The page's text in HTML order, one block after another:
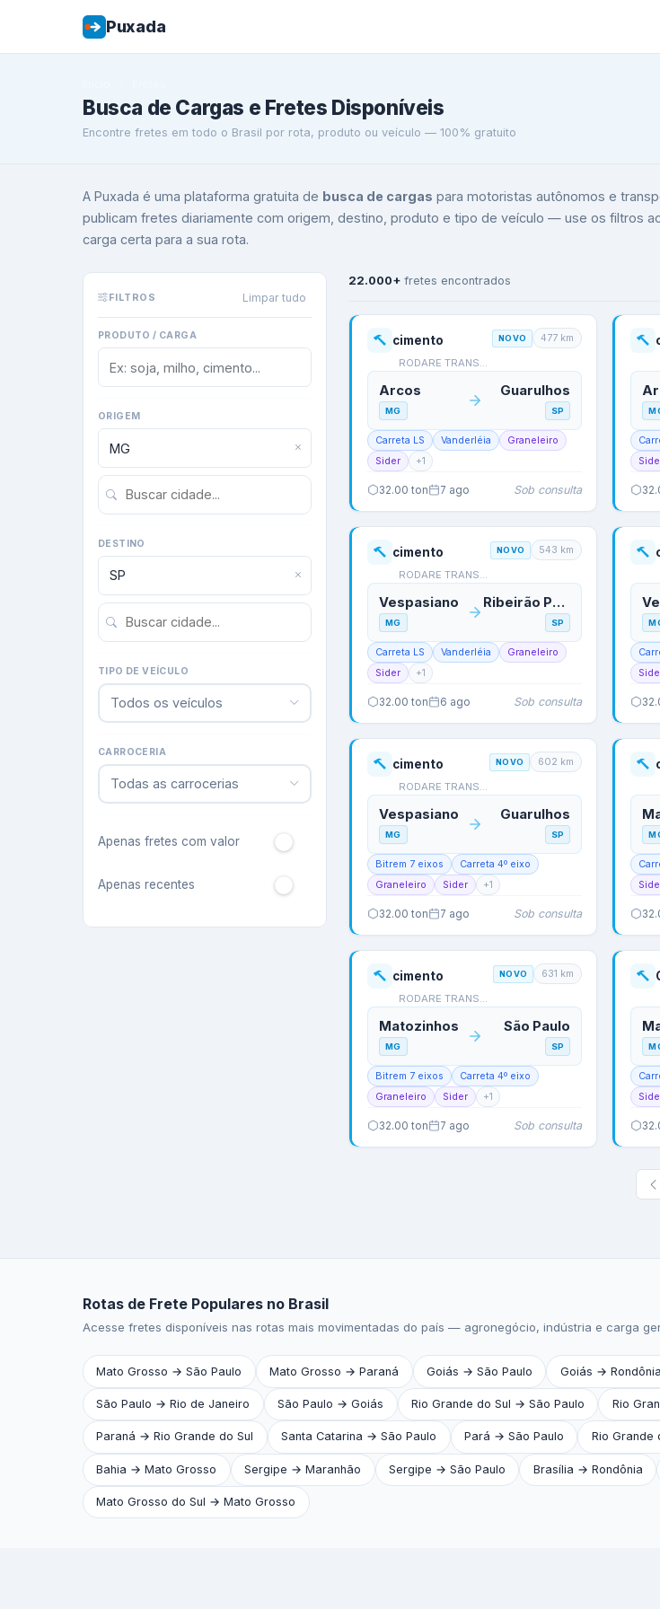
Puxada
Busca de Cargas e Fretes Disponíveis
Encontre fretes em todo o Brasil por rota, produto ou veículo — 100% gratuito
A Puxada é uma plataforma gratuita de busca de cargas para motoristas autônomos e
publicam fretes diariamente com origem, destino, produto e tipo de veículo — use os filtros
carga certa para a sua rota.
FILTROS Limpar tudo
PRODUTO / CARGA
ORIGEM
DESTINO
TIPO DE VEÍCULO
Todos os veículos
CARROCERIA
Todas as carrocerias
Apenas fretes com valor
Apenas recentes
22.000+ fretes encontrados
cimento
RODARE TRANSPORTES
NOVO 477 km
Arcos
MG
Guarulhos
SP
Carreta LS Vanderléia
Graneleiro
Sider
+1
32.00 ton 7 ago Sob consulta
cimento
RODARE TRANSPORTES
NOVO 543 km
Vespasiano
MG
Ribeirão Preto
SP
Carreta LS Vanderléia
Graneleiro
Sider
+1
32.00 ton 6 ago Sob consulta
cimento
RODARE TRANSPORTES
NOVO 602 km
Vespasiano
MG
Guarulhos
SP
Bitrem 7 eixos
Carreta 4º eixo
Graneleiro
Sider +1
32.00 ton 7 ago Sob consulta
cimento
RODARE TRANSPORTES
NOVO 631 km
Matozinhos
MG
São Paulo
SP
Bitrem 7 eixos
Carreta 4º eixo
Graneleiro
Sider +1
32.00 ton 7 ago Sob consulta
Rotas de Frete Populares no Brasil
Acesse fretes disponíveis nas rotas mais movimentadas do país — agronegócio, indústria e carga
Mato Grosso → São Paulo Mato Grosso → Paraná Goiás → São Paulo Goiás → Rondônia
São Paulo → Rio de Janeiro São Paulo → Goiás Rio Grande do Sul → São Paulo Rio
Paraná → Rio Grande do Sul Santa Catarina → São Paulo Pará → São Paulo Rio Grande
Bahia → Mato Grosso Sergipe → Maranhão Sergipe → São Paulo Brasília → Rondônia
Mato Grosso do Sul → Mato Grosso